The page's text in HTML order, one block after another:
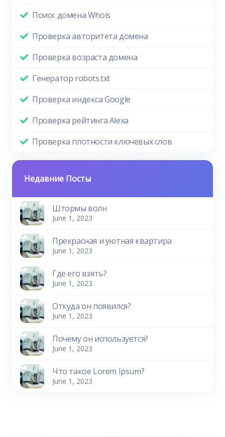
Поиск домена Whois
Проверка авторитета домена
Проверка возраста домена
Генератор robots.txt
Проверка индекса Google
Проверка рейтинга Alexa
Проверка плотности ключевых слов
Недавние Посты
Штормы волн
June 1, 2023
Прекрасная и уютная квартира
June 1, 2023
Где его взять?
June 1, 2023
Откуда он появился?
June 1, 2023
Почему он используется?
June 1, 2023
Что такое Lorem Ipsum?
June 1, 2023